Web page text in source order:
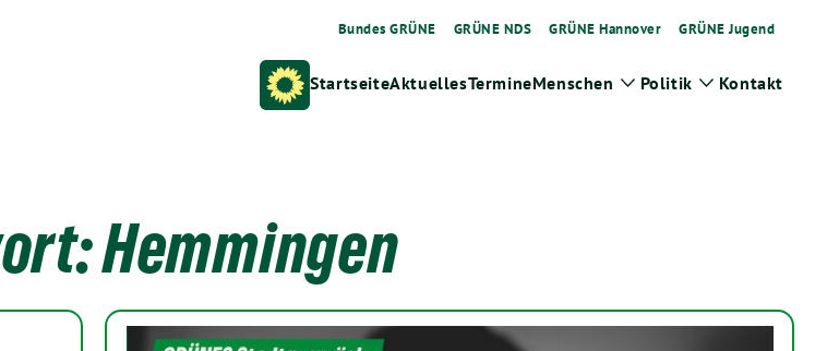
Bundes GRÜNE GRÜNE NDS GRÜNE Hannover GRÜNE Jugend
StartseiteAktuellesTermineMenschen
Zeige
Politik Zeige
Kontakt
Hemmingen